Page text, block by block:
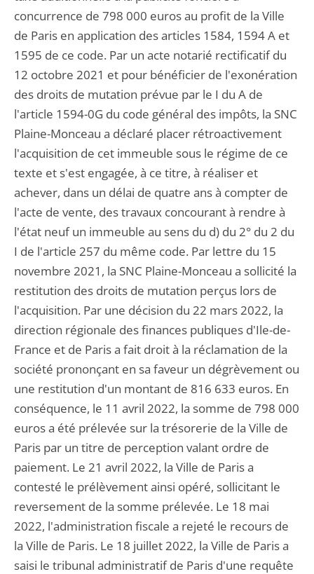
concurrence de 798 000 euros au profit de la Ville
de Paris en application des articles 1584, 1594 A et
1595 de ce code. Par un acte notarié rectificatif du
12 octobre 2021 et pour bénéficier de l'exonération
des droits de mutation prévue par le I du A de
l'article 1594-0G du code général des impôts, la SNC
Plaine-Monceau a déclaré placer rétroactivement
l'acquisition de cet immeuble sous le régime de ce
texte et s'est engagée, à ce titre, à réaliser et
achever, dans un délai de quatre ans à compter de
l'acte de vente, des travaux concourant à rendre à
l'état neuf un immeuble au sens du d) du 2° du 2 du
I de l'article 257 du même code. Par lettre du 15
novembre 2021, la SNC Plaine-Monceau a sollicité la
restitution des droits de mutation perçus lors de
l'acquisition. Par une décision du 22 mars 2022, la
direction régionale des finances publiques d'Ile-de-
France et de Paris a fait droit à la réclamation de la
société prononçant en sa faveur un dégrèvement ou
une restitution d'un montant de 816 633 euros. En
conséquence, le 11 avril 2022, la somme de 798 000
euros a été prélevée sur la trésorerie de la Ville de
Paris par un titre de perception valant ordre de
paiement. Le 21 avril 2022, la Ville de Paris a
contesté le prélèvement ainsi opéré, sollicitant le
reversement de la somme prélevée. Le 18 mai
2022, l'administration fiscale a rejeté le recours de
la Ville de Paris. Le 18 juillet 2022, la Ville de Paris a
saisi le tribunal administratif de Paris d'une requête